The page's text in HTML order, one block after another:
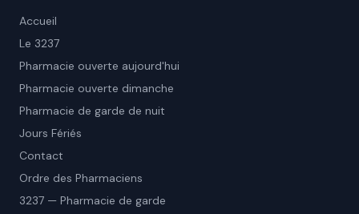
Accueil
Le 3237
Pharmacie ouverte aujourd'hui
Pharmacie ouverte dimanche
Pharmacie de garde de nuit
Jours Fériés
Contact
Ordre des Pharmaciens
3237 — Pharmacie de garde